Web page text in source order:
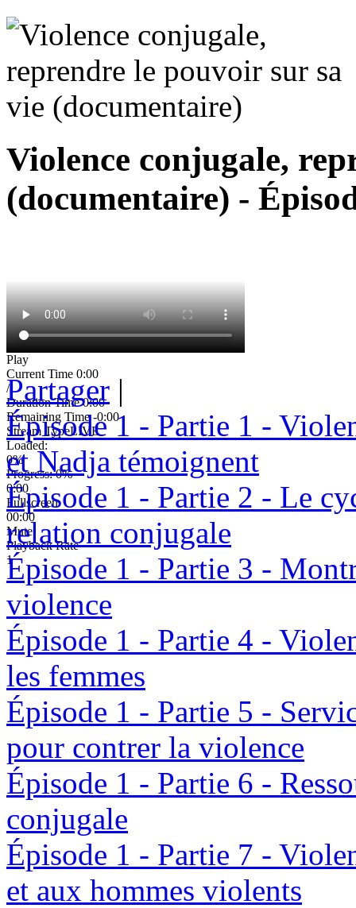
Violence conjugale,
(documentaire) -
Play
Current Time 0:00
/
Duration Time0:00
Remaining Time-0:00
Stream TypeLIVE
Loaded:
0%
Progress: 0%
0:00
Fullscreen
00:00
Mute
Playback Rate
1
Partager |
Épisode 1 - Partie 1 -
et Nadja témoignent
Épisode 1 - Partie 2 - Le
relation conjugale
Épisode 1 - Partie 3 -
violence
Épisode 1 - Partie 4 -
les femmes
Épisode 1 - Partie 5 -
pour contrer la violence
Épisode 1 - Partie 6 -
conjugale
Épisode 1 - Partie 7 -
et aux hommes violents